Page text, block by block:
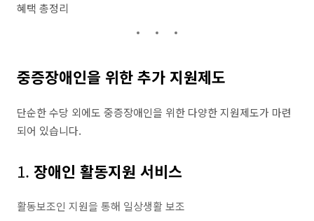
혜택 총정리
중증장애인을 위한 추가 지원제도
단순한 수당 외에도 중증장애인을 위한 다양한 지원제도가 마련
되어 있습니다.
1. 장애인 활동지원 서비스
활동보조인 지원을 통해 일상생활 보조